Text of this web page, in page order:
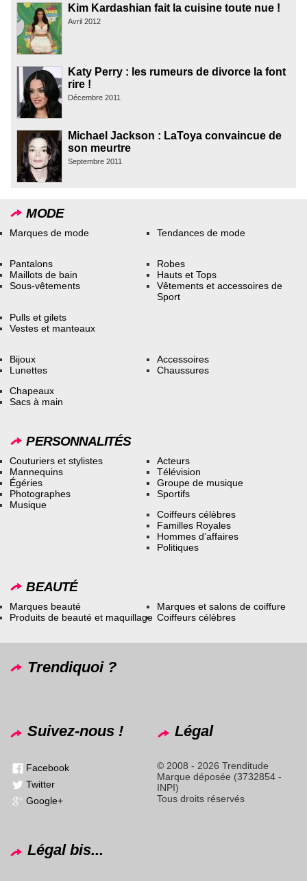
Kim Kardashian fait la cuisine toute nue !
Avril 2012
Katy Perry : les rumeurs de divorce la font
rire !
Décembre 2011
Michael Jackson : LaToya convaincue de
son meurtre
Septembre 2011
MODE
Marques de mode Tendances de mode
Pantalons
Maillots de bain
Sous-vêtements
Robes
Hauts et Tops
Vêtements et accessoires de
Sport
Pulls et gilets
Vestes et manteaux
Bijoux
Lunettes
Accessoires
Chaussures
Chapeaux
Sacs à main
PERSONNALITÉS
Couturiers et stylistes
Mannequins
Égéries
Photographes
Musique
Acteurs
Télévision
Groupe de musique
Sportifs
Coiffeurs célèbres
Familles Royales
Hommes d’affaires
Politiques
BEAUTÉ
Marques beauté
Produits de beauté et maquillage
Marques et salons de coiffure
Coiffeurs célèbres
Trendiquoi ?
Suivez-nous !
Facebook
Twitter
Google+
Légal
© 2008 - 2026 Trenditude
Marque déposée (3732854 -
INPI)
Tous droits réservés
Légal bis...